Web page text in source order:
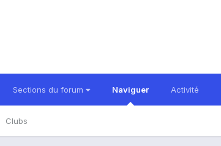
Sections du forum Naviguer
Clubs
Activité